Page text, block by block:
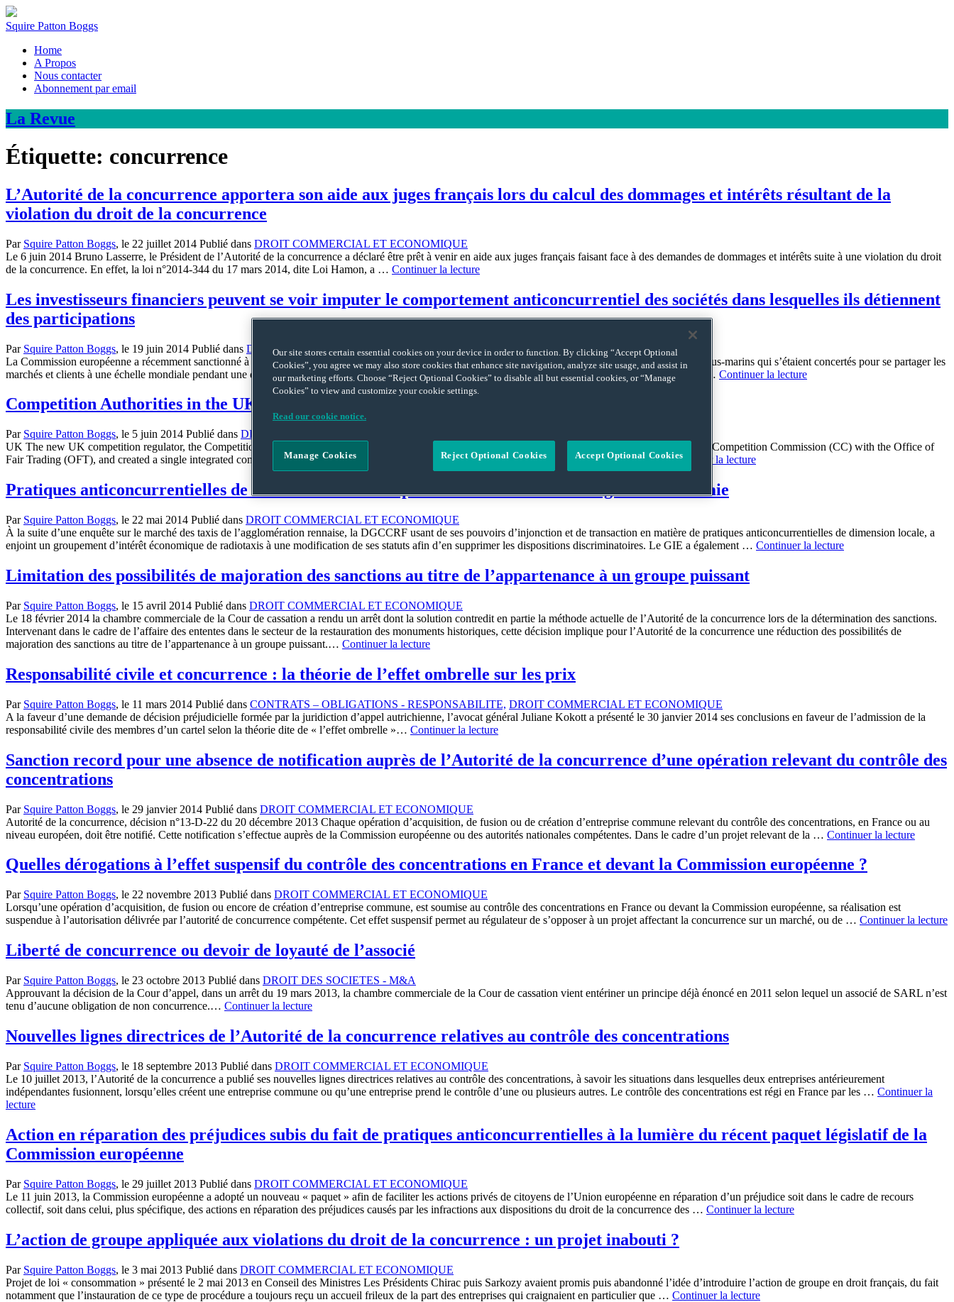
Squire Patton Boggs
Home
A Propos
Nous contacter
Abonnement par email
La Revue
Étiquette: concurrence
L’Autorité de la concurrence apportera son aide aux juges français lors du calcul des dommages et intérêts résultant de la
violation du droit de la concurrence
Par Squire Patton Boggs, le 22 juillet 2014 Publié dans DROIT COMMERCIAL ET ECONOMIQUE
Le 6 juin 2014 Bruno Lasserre, le Président de l’Autorité de la concurrence a déclaré être prêt à venir en aide aux juges français faisant face à des demandes de dommages et intérêts suite à une violation du droit
de la concurrence. En effet, la loi n°2014-344 du 17 mars 2014, dite Loi Hamon, a … Continuer la lecture
Les investisseurs financiers peuvent se voir imputer le comportement anticoncurrentiel des sociétés dans lesquelles ils détiennent
des participations
Par Squire Patton Boggs, le 19 juin 2014 Publié dans DROIT COMMERCIAL ET ECONOMIQUE
La Commission européenne a récemment sanctionné à hauteur de 302 millions d’euros onze producteurs de câbles électriques à haute tension souterrains et sous-marins qui s’étaient concertés pour se partager les
marchés et clients à une échelle mondiale pendant une dizaine d’années. Figure au nombre des participants au cartel la société Prysmian, détenue par le fond … Continuer la lecture
Competition Authorities in the UK and France
Par Squire Patton Boggs, le 5 juin 2014 Publié dans DROIT INTERNATIONAL ET COMPARE - DROIT COMMUNAUTAIRE
UK The new UK competition regulator, the Competition and Markets Authority (CMA) became fully operational in the UK on 1 April 2014. It combined the Competition Commission (CC) with the Office of
Fair Trading (OFT), and created a single integrated competition authority in the UK. The CMA was created to ensure a more proactive approach …Continuer la lecture
Pratiques anticoncurrentielles de niveau local : la compétence du ministre en charge de l’Économie
Par Squire Patton Boggs, le 22 mai 2014 Publié dans DROIT COMMERCIAL ET ECONOMIQUE
À la suite d’une enquête sur le marché des taxis de l’agglomération rennaise, la DGCCRF usant de ses pouvoirs d’injonction et de transaction en matière de pratiques anticoncurrentielles de dimension locale, a
enjoint un groupement d’intérêt économique de radiotaxis à une modification de ses statuts afin d’en supprimer les dispositions discriminatoires. Le GIE a également … Continuer la lecture
Limitation des possibilités de majoration des sanctions au titre de l’appartenance à un groupe puissant
Par Squire Patton Boggs, le 15 avril 2014 Publié dans DROIT COMMERCIAL ET ECONOMIQUE
Le 18 février 2014 la chambre commerciale de la Cour de cassation a rendu un arrêt dont la solution contredit en partie la méthode actuelle de l’Autorité de la concurrence lors de la détermination des sanctions.
Intervenant dans le cadre de l’affaire des ententes dans le secteur de la restauration des monuments historiques, cette décision implique pour l’Autorité de la concurrence une réduction des possibilités de
majoration des sanctions au titre de l’appartenance à un groupe puissant.… Continuer la lecture
Responsabilité civile et concurrence : la théorie de l’effet ombrelle sur les prix
Par Squire Patton Boggs, le 11 mars 2014 Publié dans CONTRATS – OBLIGATIONS - RESPONSABILITE, DROIT COMMERCIAL ET ECONOMIQUE
A la faveur d’une demande de décision préjudicielle formée par la juridiction d’appel autrichienne, l’avocat général Juliane Kokott a présenté le 30 janvier 2014 ses conclusions en faveur de l’admission de la
responsabilité civile des membres d’un cartel selon la théorie dite de « l’effet ombrelle »… Continuer la lecture
Sanction record pour une absence de notification auprès de l’Autorité de la concurrence d’une opération relevant du contrôle des
concentrations
Par Squire Patton Boggs, le 29 janvier 2014 Publié dans DROIT COMMERCIAL ET ECONOMIQUE
Autorité de la concurrence, décision n°13-D-22 du 20 décembre 2013 Chaque opération d’acquisition, de fusion ou de création d’entreprise commune relevant du contrôle des concentrations, en France ou au
niveau européen, doit être notifié. Cette notification s’effectue auprès de la Commission européenne ou des autorités nationales compétentes. Dans le cadre d’un projet relevant de la … Continuer la lecture
Quelles dérogations à l’effet suspensif du contrôle des concentrations en France et devant la Commission européenne ?
Par Squire Patton Boggs, le 22 novembre 2013 Publié dans DROIT COMMERCIAL ET ECONOMIQUE
Lorsqu’une opération d’acquisition, de fusion ou encore de création d’entreprise commune, est soumise au contrôle des concentrations en France ou devant la Commission européenne, sa réalisation est
suspendue à l’autorisation délivrée par l’autorité de concurrence compétente. Cet effet suspensif permet au régulateur de s’opposer à un projet affectant la concurrence sur un marché, ou de … Continuer la lecture
Liberté de concurrence ou devoir de loyauté de l’associé
Par Squire Patton Boggs, le 23 octobre 2013 Publié dans DROIT DES SOCIETES - M&A
Approuvant la décision de la Cour d’appel, dans un arrêt du 19 mars 2013, la chambre commerciale de la Cour de cassation vient entériner un principe déjà énoncé en 2011 selon lequel un associé de SARL n’est
tenu d’aucune obligation de non concurrence.… Continuer la lecture
Nouvelles lignes directrices de l’Autorité de la concurrence relatives au contrôle des concentrations
Par Squire Patton Boggs, le 18 septembre 2013 Publié dans DROIT COMMERCIAL ET ECONOMIQUE
Le 10 juillet 2013, l’Autorité de la concurrence a publié ses nouvelles lignes directrices relatives au contrôle des concentrations, à savoir les situations dans lesquelles deux entreprises antérieurement
indépendantes fusionnent, lorsqu’elles créent une entreprise commune ou qu’une entreprise prend le contrôle d’une ou plusieurs autres. Le contrôle des concentrations est régi en France par les … Continuer la
lecture
Action en réparation des préjudices subis du fait de pratiques anticoncurrentielles à la lumière du récent paquet législatif de la
Commission européenne
Par Squire Patton Boggs, le 29 juillet 2013 Publié dans DROIT COMMERCIAL ET ECONOMIQUE
Le 11 juin 2013, la Commission européenne a adopté un nouveau « paquet » afin de faciliter les actions privés de citoyens de l’Union européenne en réparation d’un préjudice soit dans le cadre de recours
collectif, soit dans celui, plus spécifique, des actions en réparation des préjudices causés par les infractions aux dispositions du droit de la concurrence des … Continuer la lecture
L’action de groupe appliquée aux violations du droit de la concurrence : un projet inabouti ?
Par Squire Patton Boggs, le 3 mai 2013 Publié dans DROIT COMMERCIAL ET ECONOMIQUE
Projet de loi « consommation » présenté le 2 mai 2013 en Conseil des Ministres Les Présidents Chirac puis Sarkozy avaient promis puis abandonné l’idée d’introduire l’action de groupe en droit français, du fait
notamment que l’instauration de ce type de procédure a toujours reçu un accueil frileux de la part des entreprises qui craignaient en particulier que … Continuer la lecture
Our site stores certain essential cookies on your device in order to function. By clicking “Accept Optional
Cookies”, you agree we may also store cookies that enhance site navigation, analyze site usage, and assist in
our marketing efforts. Choose “Reject Optional Cookies” to disable all but essential cookies, or “Manage
Cookies” to view and customize your cookie settings.
Read our cookie notice.
Reject Optional Cookies Accept Optional Cookies
Manage Cookies